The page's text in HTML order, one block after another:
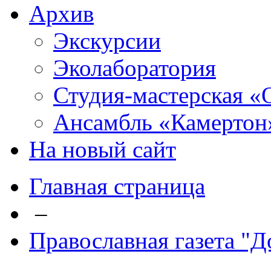
Архив
Экскурсии
Эколаборатория
Студия-мастерская
Ансамбль
На новый сайт
Главная страница
–
Православная газета